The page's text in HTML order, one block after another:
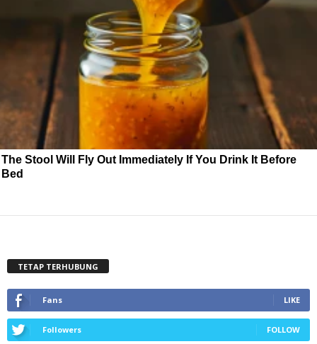
The Stool Will Fly Out Immediately If You Drink It Before
Bed
TETAP TERHUBUNG
Fans LIKE
Followers FOLLOW